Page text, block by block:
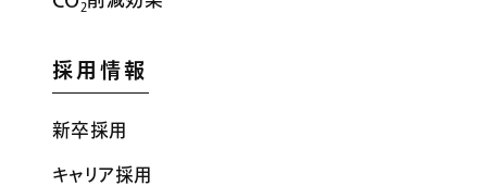
2
採用情報
新卒採用
キャリア採用